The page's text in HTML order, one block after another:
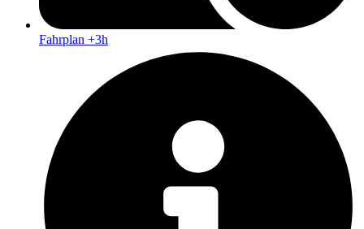
Fahrplan +3h